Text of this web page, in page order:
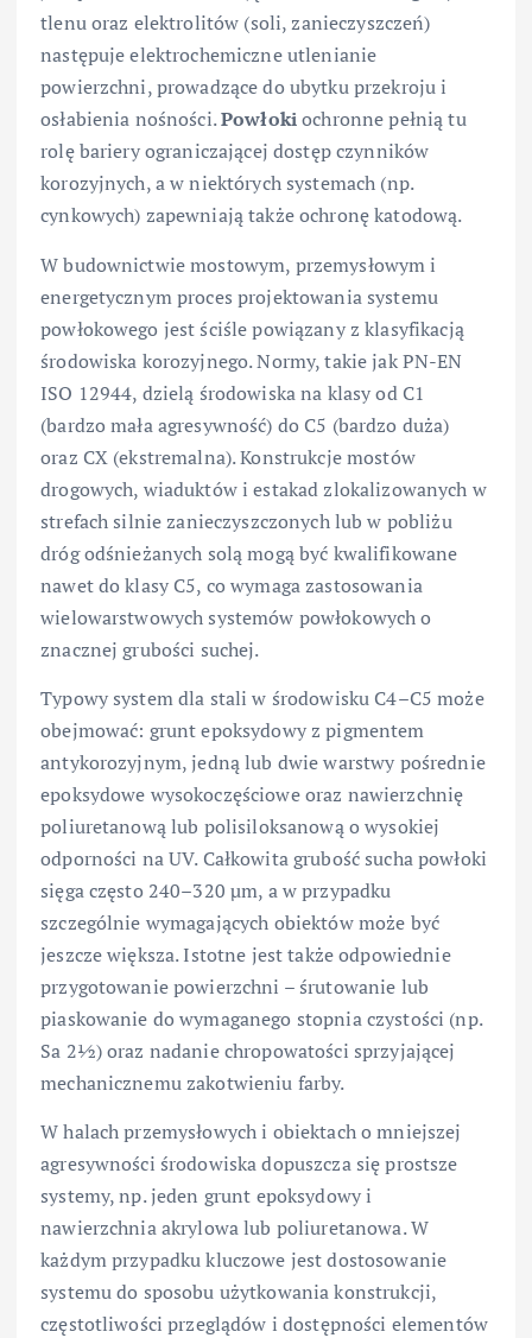
tlenu oraz elektrolitów (soli, zanieczyszczeń)
następuje elektrochemiczne utlenianie
powierzchni, prowadzące do ubytku przekroju i
osłabienia nośności.Powłokiochronne pełnią tu
rolę bariery ograniczającej dostęp czynników
korozyjnych, a w niektórych systemach (np.
cynkowych) zapewniają także ochronę katodową.
W budownictwie mostowym, przemysłowym i
energetycznym proces projektowania systemu
powłokowego jest ściśle powiązany z klasyfikacją
środowiska korozyjnego. Normy, takie jak PN-EN
ISO 12944, dzielą środowiska na klasy od C1
(bardzo mała agresywność) do C5 (bardzo duża)
oraz CX (ekstremalna). Konstrukcje mostów
drogowych, wiaduktów i estakad zlokalizowanych w
strefach silnie zanieczyszczonych lub w pobliżu
dróg odśnieżanych solą mogą być kwalifikowane
nawet do klasy C5, co wymaga zastosowania
wielowarstwowych systemów powłokowych o
znacznej grubości suchej.
Typowy system dla stali w środowisku C4–C5 może
obejmować: grunt epoksydowy z pigmentem
antykorozyjnym, jedną lub dwie warstwy pośrednie
epoksydowe wysokoczęściowe oraz nawierzchnię
poliuretanową lub polisiloksanową o wysokiej
odporności na UV. Całkowita grubość sucha powłoki
sięga często 240–320 µm, a w przypadku
szczególnie wymagających obiektów może być
jeszcze większa. Istotne jest także odpowiednie
przygotowanie powierzchni – śrutowanie lub
piaskowanie do wymaganego stopnia czystości (np.
Sa 2½) oraz nadanie chropowatości sprzyjającej
mechanicznemu zakotwieniu farby.
W halach przemysłowych i obiektach o mniejszej
agresywności środowiska dopuszcza się prostsze
systemy, np. jeden grunt epoksydowy i
nawierzchnia akrylowa lub poliuretanowa. W
każdym przypadku kluczowe jest dostosowanie
systemu do sposobu użytkowania konstrukcji,
częstotliwości przeglądów i dostępności elementów